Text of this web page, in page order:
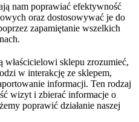
nam poprawiać efektywność
oraz dostosowywać je do
zapamiętanie wszelkich
sklepu zrozumieć,
w interakcję ze sklepem,
informacji. Ten rodzaj
wizyt i zbierać informacje o
poprawić działanie naszej